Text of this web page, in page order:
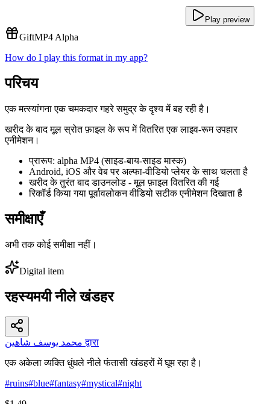
Play preview
GiftMP4 Alpha
How do I play this format in my app?
परिचय
एक मत्स्यांगना एक चमकदार गहरे समुद्र के दृश्य में बह रही है।
खरीद के बाद मूल स्रोत फ़ाइल के रूप में वितरित एक लाइव-रूम उपहार
एनीमेशन।
प्रारूप: alpha MP4 (साइड-बाय-साइड मास्क)
Android, iOS और वेब पर अल्फा-वीडियो प्लेयर के साथ चलता है
खरीद के तुरंत बाद डाउनलोड - मूल फ़ाइल वितरित की गई
रिकॉर्ड किया गया पूर्वावलोकन वीडियो सटीक एनीमेशन दिखाता है
समीक्षाएँ
अभी तक कोई समीक्षा नहीं।
Digital item
रहस्यमयी नीले खंडहर
محمد يوسف شاهين द्वारा
एक अकेला व्यक्ति धुंधले नीले फंतासी खंडहरों में घूम रहा है।
#ruins#blue#fantasy#mystical#night